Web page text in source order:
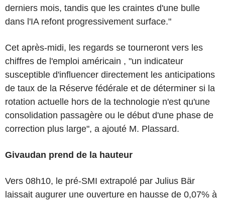
derniers mois, tandis que les craintes d'une bulle
dans l'IA refont progressivement surface."
Cet après-midi, les regards se tourneront vers les
chiffres de l'emploi américain , "un indicateur
susceptible d'influencer directement les anticipations
de taux de la Réserve fédérale et de déterminer si la
rotation actuelle hors de la technologie n'est qu'une
consolidation passagère ou le début d'une phase de
correction plus large", a ajouté M. Plassard.
Givaudan prend de la hauteur
Vers 08h10, le pré-SMI extrapolé par Julius Bär
laissait augurer une ouverture en hausse de 0,07% à